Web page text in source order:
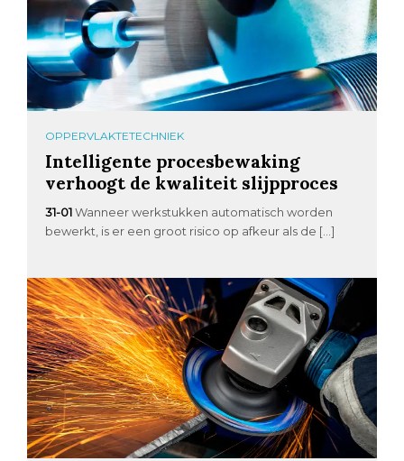
OPPERVLAKTETECHNIEK
Intelligente procesbewaking
verhoogt de kwaliteit slijpproces
31-01 Wanneer werkstukken automatisch worden
bewerkt, is er een groot risico op afkeur als de […]